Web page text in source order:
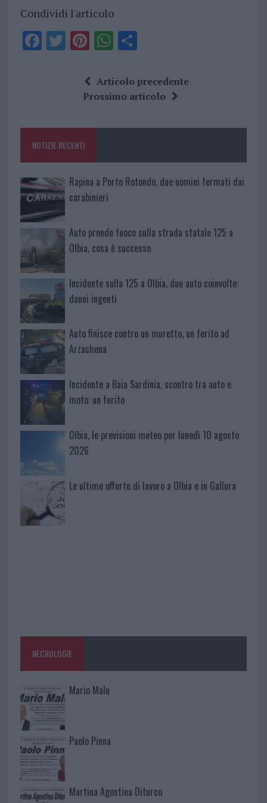
Condividi l'articolo
F
o
k
T Pi
te
re
W
at
s
p
S
a
re
Articolo precedente
Prossimo articolo
NOTIZIE RECENTI
Rapina a Porto Rotondo, due uomini fermati dai
carabinieri
Auto prende fuoco sulla strada statale 125 a
Olbia, cosa è successo
Incidente sulla 125 a Olbia, due auto coinvolte:
danni ingenti
Auto finisce contro un muretto, un ferito ad
Arzachena
Incidente a Baia Sardinia, scontro tra auto e
moto: un ferito
Olbia, le previsioni meteo per lunedì 10 agosto
2026
Le ultime offerte di lavoro a Olbia e in Gallura
NECROLOGIE
Mario Malu
Paolo Pinna
Martina Agostina Diturco